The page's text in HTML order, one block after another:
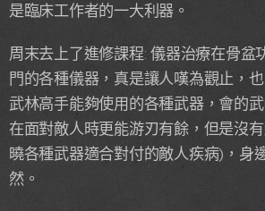
是臨床工作者的一大利器。
周末去上了進修課程: 儀器治療在骨盆
門的各種儀器，真是讓人嘆為觀止，
武林高手能夠使用的各種武器，會的
在面對敵人時更能游刃有餘，但是沒
曉各種武器適合對付的敵人疾病)，身
然。